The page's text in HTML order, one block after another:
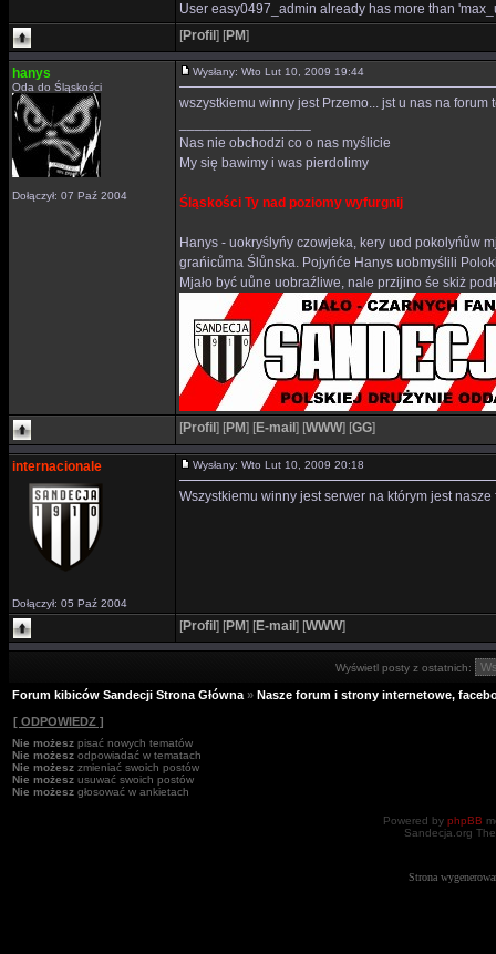
User easy0497_admin already has more than
[Profil ] [PM]
hanys
Oda do Śląskości
Dołączył: 07 Paź 2004
Wysłany: Wto Lut 10, 2009 19:44
wszystkiemu winny jest Przemo... jst u nas na forum
Nas nie obchodzi co o nas myślicie
My się bawimy i was pierdolimy
Śląskości Ty nad poziomy wyfurgnij
Hanys - uokryślyńy czowjeka, kery uod pokolyńůw
grańicůma Ślůnska. Pojyńće Hanys uobmyślili
Mjało być uůne uobraźliwe, nale przijino śe skiż
[Profil ] [PM] [E-mail ] [WWW] [GG]
internacionale
Dołączył: 05 Paź 2004
Wysłany: Wto Lut 10, 2009 20:18
Wszystkiemu winny jest serwer na którym jest nasze
[Profil ] [PM] [E-mail ] [WWW]
Wyświetl posty z ostatnich:
Forum kibiców Sandecji Strona Główna » Nasze forum i strony internetowe,
[ ODPOWIEDZ ]
Nie możesz pisać nowych tematów
Nie możesz odpowiadać w tematach
Nie możesz zmieniać swoich postów
Nie możesz usuwać swoich postów
Nie możesz głosować w ankietach
Powered by phpBB
Sandecja.org
Strona